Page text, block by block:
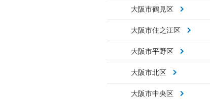
大阪市鶴見区
大阪市住之江区
大阪市平野区
大阪市北区
大阪市中央区